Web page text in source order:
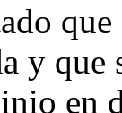
y
en